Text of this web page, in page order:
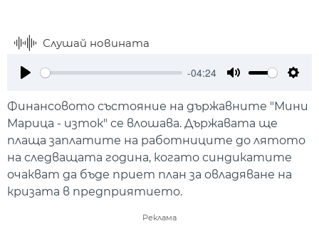
Слушай новината
-04:24
Финансовото състояние на държавните "Мини
Марица - изток" се влошава. Държавата ще
плаща заплатите на работниците до лятото
на следващата година, когато синдикатите
очакват да бъде приет план за овладяване на
кризата в предприятието.
Реклама